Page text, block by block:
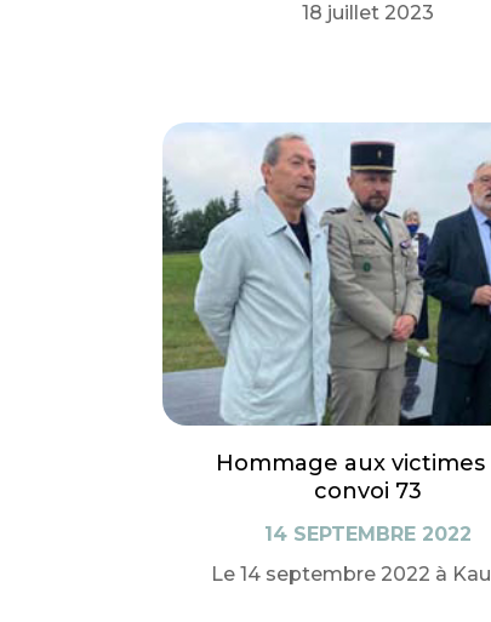
18 juillet 2023
Hommage aux victimes
convoi 73
14 SEPTEMBRE 2022
Le 14 septembre 2022 à